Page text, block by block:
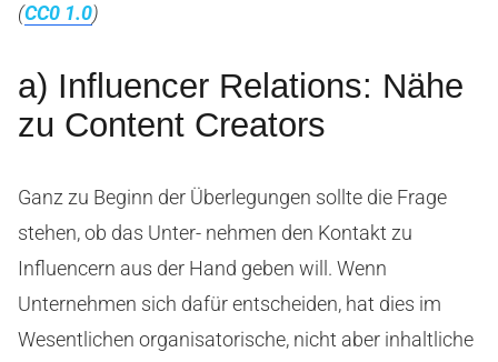
(CC0 1.0)
a) Influencer Relations: Nähe
zu Content Creators
Ganz zu Beginn der Überlegungen sollte die Frage
stehen, ob das Unter- nehmen den Kontakt zu
Influencern aus der Hand geben will. Wenn
Unternehmen sich dafür entscheiden, hat dies im
Wesentlichen organisatorische, nicht aber inhaltliche